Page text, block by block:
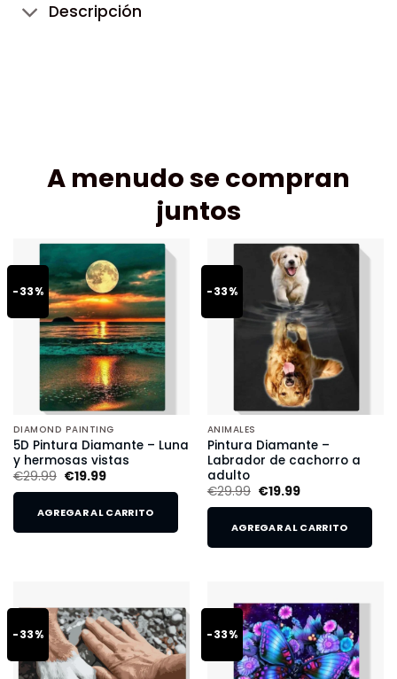
Descripción
A menudo se compran
juntos
-33%
DIAMOND PAINTING
5D Pintura Diamante – Luna
y hermosas vistas
€29.99 €19.99
AGREGAR AL CARRITO
-33%
ANIMALES
Pintura Diamante –
Labrador de cachorro a
adulto
€29.99 €19.99
AGREGAR AL CARRITO
-33% -33%